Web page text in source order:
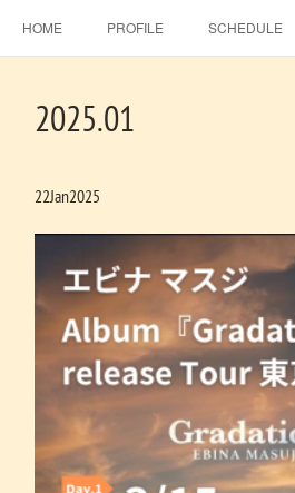
HOME PROFILE SCHEDULE
GALLERY CONTACT
SE-NO
2025.01
22Jan2025